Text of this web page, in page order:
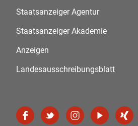
Staatsanzeiger Agentur
Staatsanzeiger Akademie
Anzeigen
Landesausschreibungsblatt